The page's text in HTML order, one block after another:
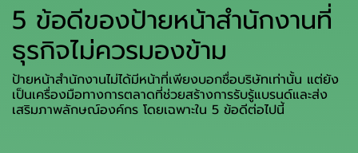
5 ข้อดีของป้ายหน้าสำนักงานที่
ธุรกิจไม่ควรมองข้าม
ป้ายหน้าสำนักงานไม่ได้มีหน้าที่เพียงบอกชื่อบริษัทเท่านั้น แต่ยัง
เป็นเครื่องมือทางการตลาดที่ช่วยสร้างการรับรู้แบรนด์และส่ง
เสริมภาพลักษณ์องค์กร โดยเฉพาะใน 5 ข้อดีต่อไปนี้